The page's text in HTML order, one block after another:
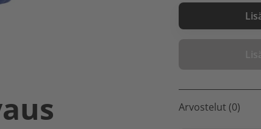
Arvostelut (0)